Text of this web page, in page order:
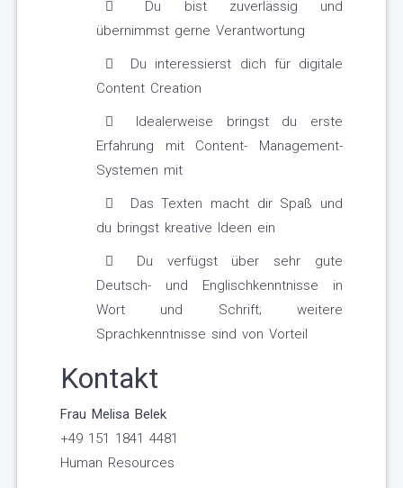
Du bist zuverlässig und
übernimmst gerne Verantwortung
Du interessierst dich für digitale
Content Creation
Idealerweise bringst du erste
Erfahrung mit Content- Management-
Systemen mit
Das Texten macht dir Spaß und
du bringst kreative Ideen ein
Du verfügst über sehr gute
Deutsch- und Englischkenntnisse in
Wort und Schrift; weitere
Sprachkenntnisse sind von Vorteil
Kontakt
Frau Melisa Belek
+49 151 1841 4481
Human Resources